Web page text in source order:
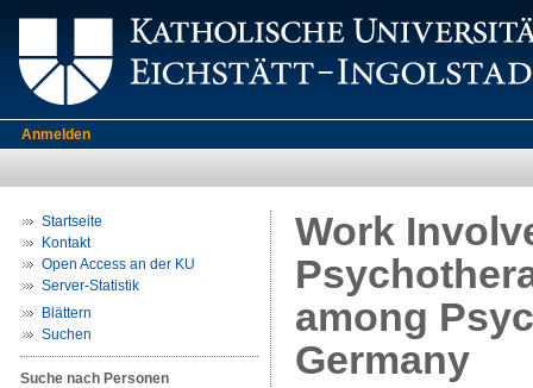
Anmelden
Startseite
Kontakt
Open Access an der KU
Server-Statistik
Blättern
Suchen
Suche nach Personen
Work
among
Germany